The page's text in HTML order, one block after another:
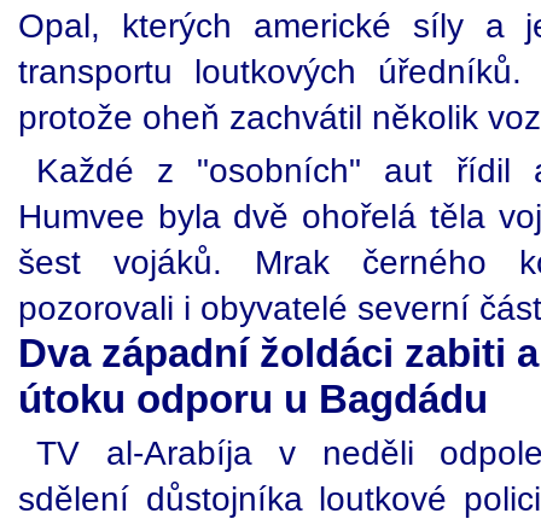
Opal, kterých americké síly a
transportu loutkových
protože oheň zachvátil několik
Každé z "osobních" aut řídil
Humvee byla dvě ohořelá těla
šest vojáků. Mrak černého
pozorovali i obyvatelé severní
Dva západní žoldáci zabiti
útoku odporu u Bagdádu
TV al-Arabíja v neděli
sdělení důstojníka loutkové